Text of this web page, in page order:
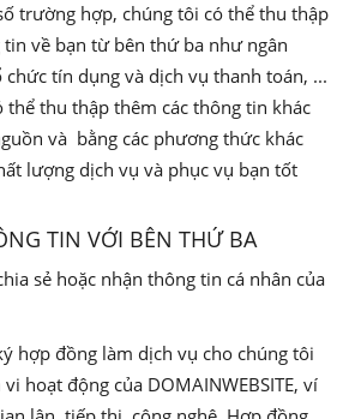
trường hợp, chúng tôi có thể thu thập
về bạn từ bên thứ ba như ngân
chức tín dụng và dịch vụ thanh toán, ...
thể thu thập thêm các thông tin khác
và bằng các phương thức khác
lượng dịch vụ và phục vụ bạn tốt
TIN VỚI BÊN THỨ BA
sẻ hoặc nhận thông tin cá nhân của
hợp đồng làm dịch vụ cho chúng tôi
hoạt động của DOMAINWEBSITE, ví